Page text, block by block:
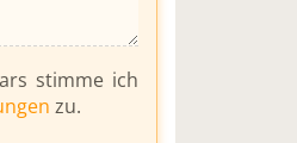
stimme ich
zu.